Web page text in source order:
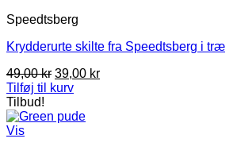
varianter.
kan
på
varesiden
Speedtsberg
Krydderurte skilte fra Speedtsberg i træ
49,00kr Den
oprindelige
var:
39,00 krDen
Tilføj til kurv
Tilbud!
Vis